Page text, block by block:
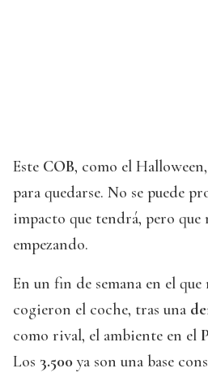
Este COB, como el
para quedarse. No se puede
impacto que tendrá, pero que
empezando.
En un fin de semana en el que
cogieron el coche, tras una
como rival, el ambiente en el
Los 3.500 ya son una base